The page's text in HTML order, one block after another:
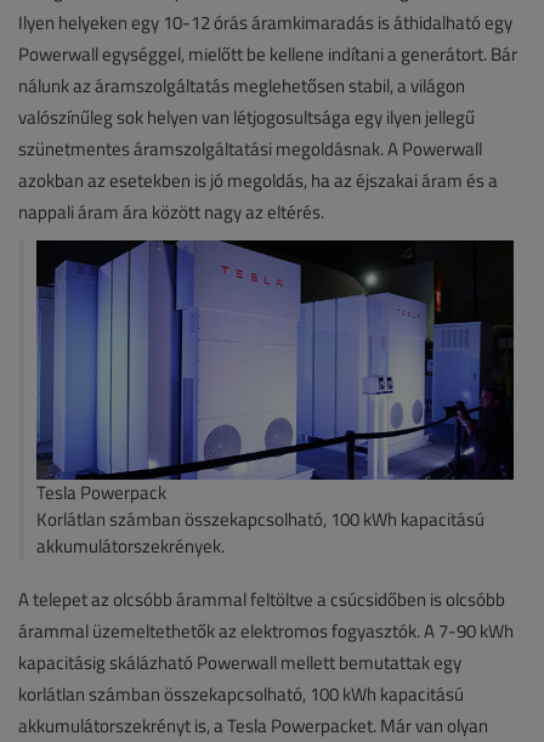
Ilyen helyeken egy 10-12 órás áramkimaradás is áthidalható egy
Powerwall egységgel, mielőtt be kellene indítani a generátort. Bár
nálunk az áramszolgáltatás meglehetősen stabil, a világon
valószínűleg sok helyen van létjogosultsága egy ilyen jellegű
szünetmentes áramszolgáltatási megoldásnak. A Powerwall
azokban az esetekben is jó megoldás, ha az éjszakai áram és a
nappali áram ára között nagy az eltérés.
Tesla Powerpack
Korlátlan számban összekapcsolható, 100 kWh kapacitású
akkumulátorszekrények.
A telepet az olcsóbb árammal feltöltve a csúcsidőben is olcsóbb
árammal üzemeltethetők az elektromos fogyasztók. A 7-90 kWh
kapacitásig skálázható Powerwall mellett bemutattak egy
korlátlan számban összekapcsolható, 100 kWh kapacitású
akkumulátorszekrényt is, a Tesla Powerpacket. Már van olyan